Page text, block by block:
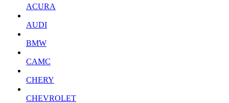
ACURA
AUDI
BMW
CAMC
CHERY
CHEVROLET